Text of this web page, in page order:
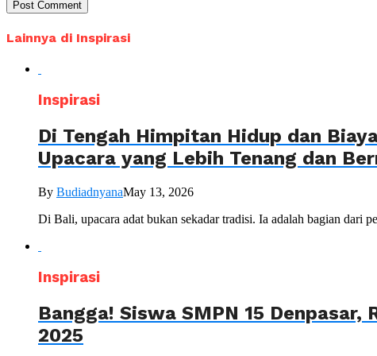
Lainnya di Inspirasi
Inspirasi
Di Tengah Himpitan Hidup dan
Upacara yang Lebih Tenang dan
By BudiadnyanaMay 13, 2026
Di Bali, upacara adat bukan sekadar tradisi. Ia adalah bagian dari
Inspirasi
Bangga! Siswa SMPN 15
2025